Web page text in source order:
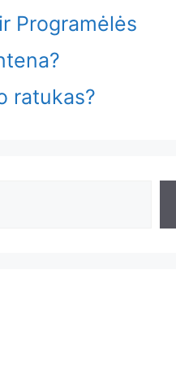
Programėlės
ratukas?